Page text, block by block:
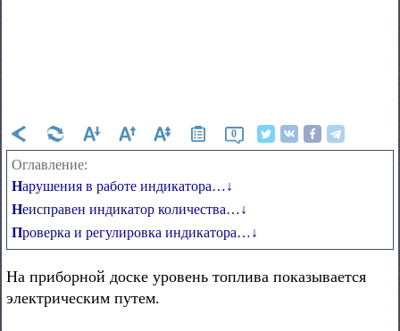
0
Оглавление:
Нарушения в работе индикатора…↓
Неисправен индикатор количества…↓
Проверка и регулировка индикатора…↓
На приборной доске уровень топлива показывается
электрическим путем.